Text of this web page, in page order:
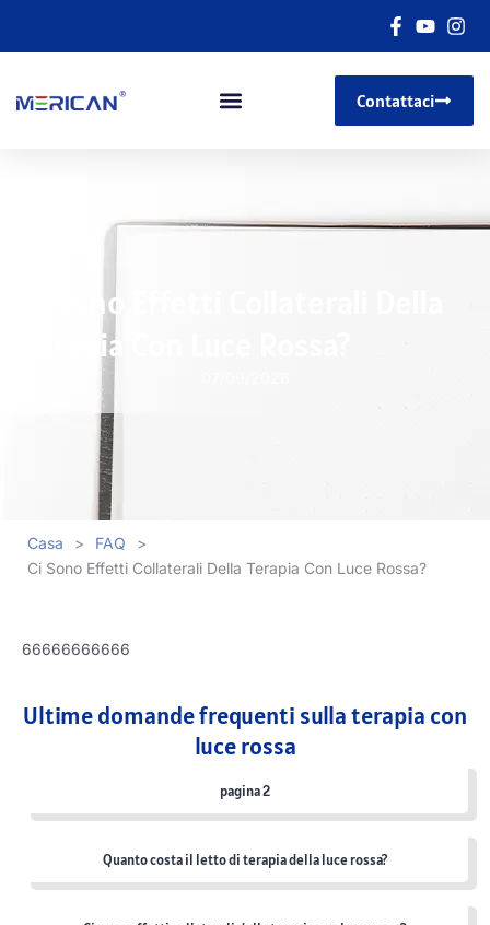
Contattaci
Ci Sono Effetti Collaterali Della
Terapia Con Luce Rossa?
Casa > FAQ
>
Ci Sono Effetti Collaterali Della Terapia Con Luce Rossa?
66666666666
Ultime domande frequenti sulla terapia con
luce rossa
pagina 2
Quanto costa il letto di terapia della luce rossa?